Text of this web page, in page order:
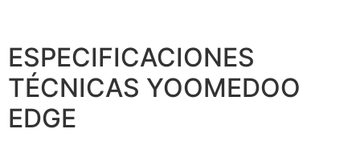
ESPECIFICACIONES
TÉCNICAS YOOMEDOO
EDGE